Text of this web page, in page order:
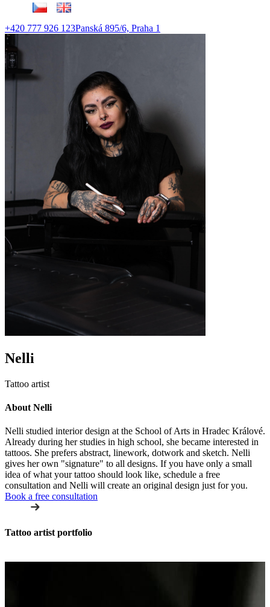
+420 777 926 123Panská 895/6, Praha 1
Nelli
Tattoo artist
About Nelli
Nelli studied interior design at the School of Arts in Hradec Králové.
Already during her studies in high school, she became interested in
tattoos. She prefers abstract, linework, dotwork and sketch. Nelli
gives her own "signature" to all designs. If you have only a small
idea of what your tattoo should look like, schedule a free
consultation and Nelli will create an original design just for you.
Book a free consultation
Tattoo artist portfolio